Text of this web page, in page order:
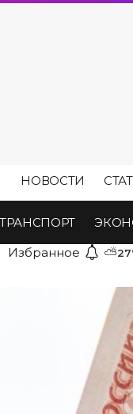
НОВОСТИ
ТРАНСПОРТ
Избранное ⛅